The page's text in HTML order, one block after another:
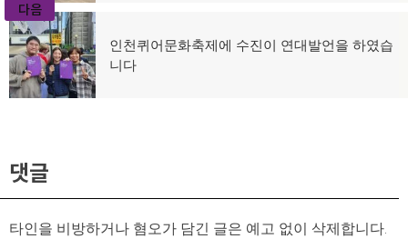
색다음
다
음
인천퀴어문화축제에 수진이 연대발언을 하였습
니다
댓글
타인을 비방하거나 혐오가 담긴 글은 예고 없이 삭제합니다.